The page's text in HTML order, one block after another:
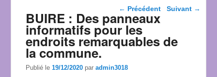
Navigation dans les
← Précédent Suivant →
BUIRE : Des panneaux
informatifs pour les
endroits remarquables de
la commune.
Publié le19/12/2020 paradmin3018